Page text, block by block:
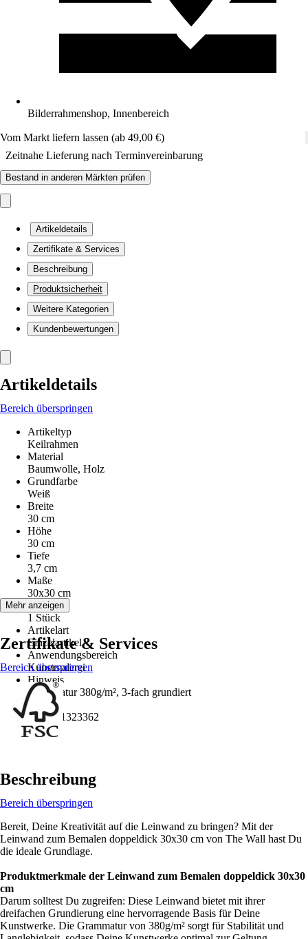
Bilderrahmenshop, Innenbereich
Vom Markt liefern lassen (ab 49,00 €)
Zeitnahe Lieferung nach Terminvereinbarung
Bestand in anderen Märkten prüfen
Artikeldetails
Zertifikate & Services
Beschreibung
Produktsicherheit
Weitere Kategorien
Kundenbewertungen
Artikeldetails
Bereich überspringen
Artikeltyp
Keilrahmen
Material
Baumwolle, Holz
Grundfarbe
Weiß
Breite
30 cm
Höhe
30 cm
Tiefe
3,7 cm
Maße
30x30 cm
Inhalt
1 Stück
Artikelart
Einzelartikel
Anwendungsbereich
Kunstmalerei
Hinweis
Grammatur 380g/m², 3-fach grundiert
EAN
4250101323362
Mehr anzeigen
Zertifikate & Services
Bereich überspringen
Beschreibung
Bereich überspringen
Bereit, Deine Kreativität auf die Leinwand zu bringen? Mit der
Leinwand zum Bemalen doppeldick 30x30 cm von The Wall hast Du
die ideale Grundlage.
Produktmerkmale der Leinwand zum Bemalen doppeldick 30x30
cm
Darum solltest Du zugreifen: Diese Leinwand bietet mit ihrer
dreifachen Grundierung eine hervorragende Basis für Deine
Kunstwerke. Die Grammatur von 380g/m² sorgt für Stabilität und